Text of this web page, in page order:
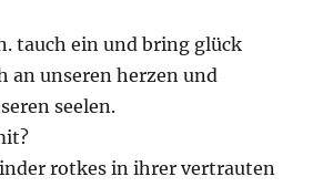
tauch ein und bring glück
an unseren herzen und
seelen.
rotkes in ihrer vertrauten